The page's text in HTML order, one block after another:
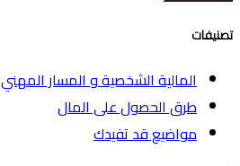
تصنيفات
المالية الشخصية و المسار المهني
طرق الحصول على المال
مواضيع قد تفيدك